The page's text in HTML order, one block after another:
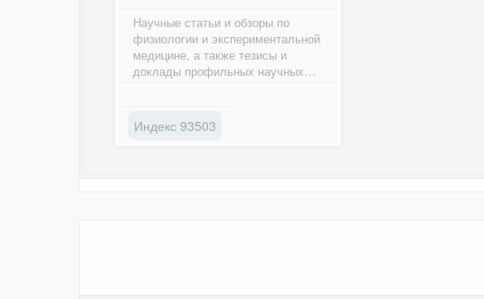
Научные статьи и обзоры по
физиологии и экспериментальной
медицине, а также тезисы и
доклады профильных научных
Индекс 93503